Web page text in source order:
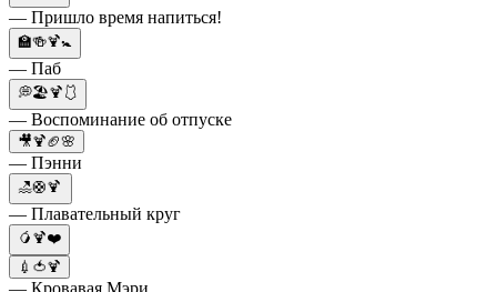
— Пришло время напиться!
🏫🍻🍹🚼
— Паб
💭🏖🍹🩱
— Воспоминание об отпуске
🎥🍹🏈🌸
— Пэнни
🏖🛟🍹
— Плавательный круг
🥭🍹❤️
💉🍅🍹
— Кровавая Мэри